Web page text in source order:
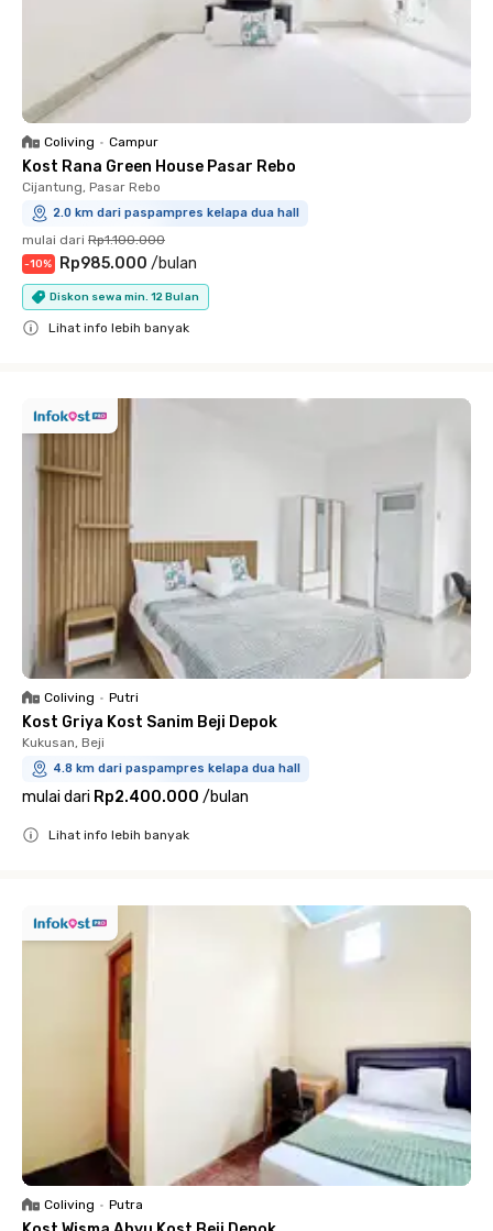
Coliving • Campur
Kost Rana Green House Pasar Rebo
Cijantung, Pasar Rebo
2.0 km dari paspampres kelapa dua hall
mulai dari Rp1.100.000
-10% Rp985.000 /bulan
Diskon sewa min. 12 Bulan
Lihat info lebih banyak
Coliving • Putri
Kost Griya Kost Sanim Beji Depok
Kukusan, Beji
4.8 km dari paspampres kelapa dua hall
mulai dari Rp2.400.000 /bulan
Lihat info lebih banyak
Coliving • Putra